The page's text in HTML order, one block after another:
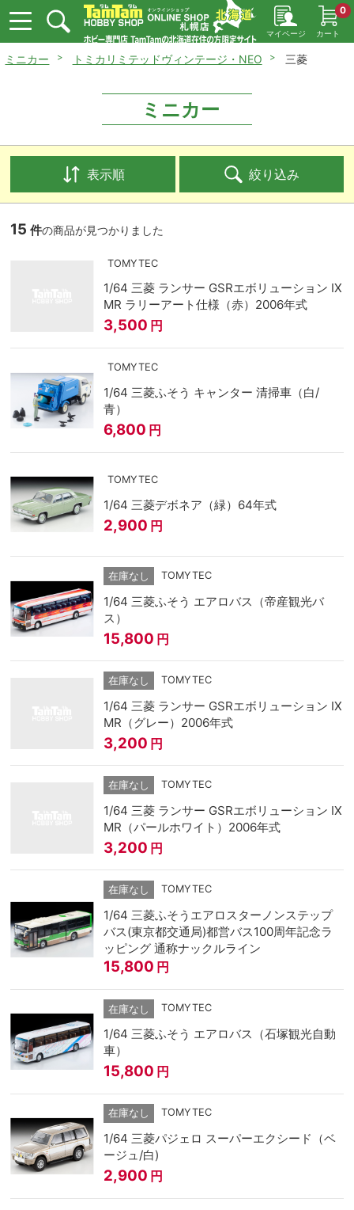
マイページ カート
0
ミニカー トミカリミテッドヴィンテージ・NEO 三菱
ミニカー
表示順 絞り込み
15 件の商品が見つかりました
TOMYTEC
1/64 三菱 ランサー GSRエボリューション IX
MR ラリーアート仕様（赤）2006年式
3,500 円
TOMYTEC
1/64 三菱ふそう キャンター 清掃車（白/
青）
6,800 円
TOMYTEC
1/64 三菱デボネア（緑）64年式
2,900 円
在庫なし TOMYTEC
1/64 三菱ふそう エアロバス（帝産観光バ
ス）
15,800 円
在庫なし TOMYTEC
1/64 三菱 ランサー GSRエボリューション IX
MR（グレー）2006年式
3,200 円
在庫なし TOMYTEC
1/64 三菱 ランサー GSRエボリューション IX
MR（パールホワイト）2006年式
3,200 円
在庫なし TOMYTEC
1/64 三菱ふそうエアロスターノンステップ
バス(東京都交通局)都営バス100周年記念ラ
ッピング 通称ナックルライン
15,800 円
在庫なし TOMYTEC
1/64 三菱ふそう エアロバス（石塚観光自動
車）
15,800 円
在庫なし TOMYTEC
1/64 三菱パジェロ スーパーエクシード（ベ
ージュ/白)
2,900 円